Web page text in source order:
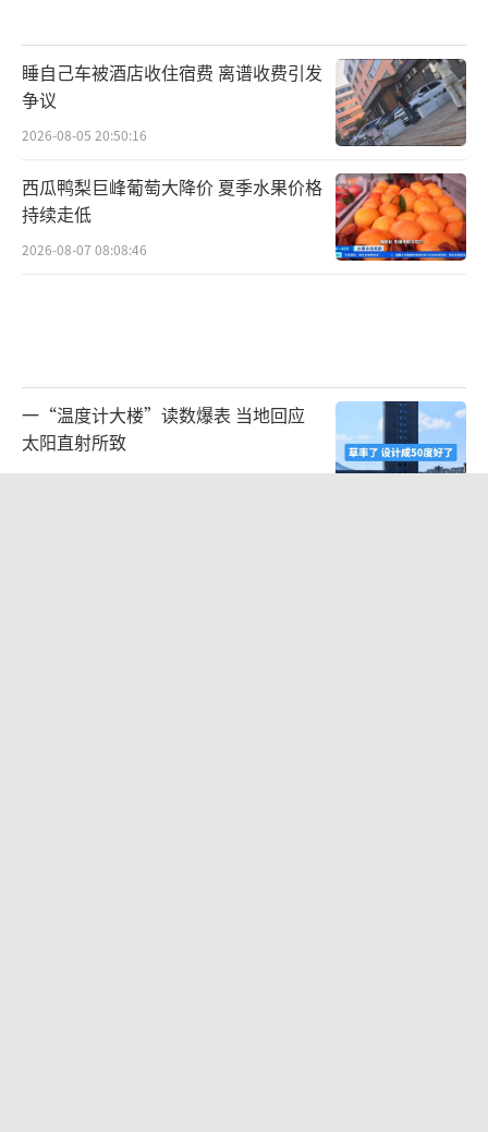
睡自己车被酒店收住宿费 离谱收费引发
争议
2026-08-05 20:50:16
西瓜鸭梨巨峰葡萄大降价 夏季水果价格
持续走低
2026-08-07 08:08:46
一“温度计大楼”读数爆表 当地回应
太阳直射所致
2026-08-06 20:13:26